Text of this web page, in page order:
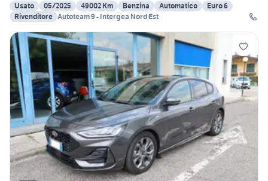
Usato
05/2025 49002 Km Benzina Automatico
Euro 6
Rivenditore Autoteam 9 - Intergea Nord Est